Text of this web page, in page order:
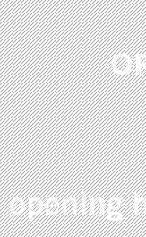
opening